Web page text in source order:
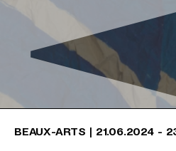
BEAUX-ARTS | 21.06.2024 -